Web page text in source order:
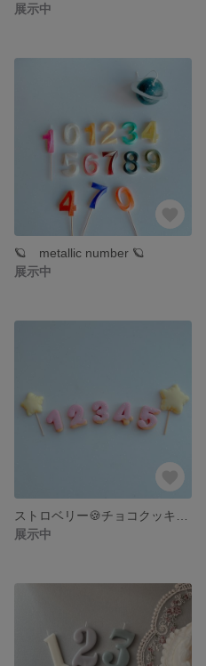
展示中
🪐 metallic number 🪐
展示中
展示中